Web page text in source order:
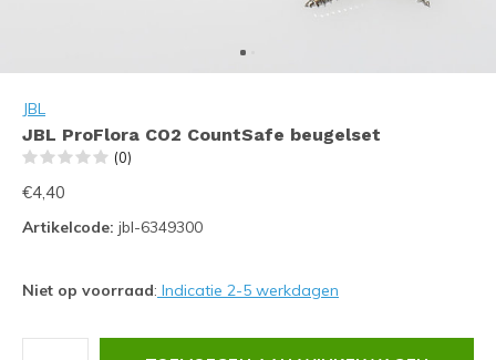
JBL
JBL ProFlora CO2 CountSafe beugelset
(0)
€4,40
Artikelcode: jbl-6349300
Niet op voorraad: Indicatie 2-5 werkdagen